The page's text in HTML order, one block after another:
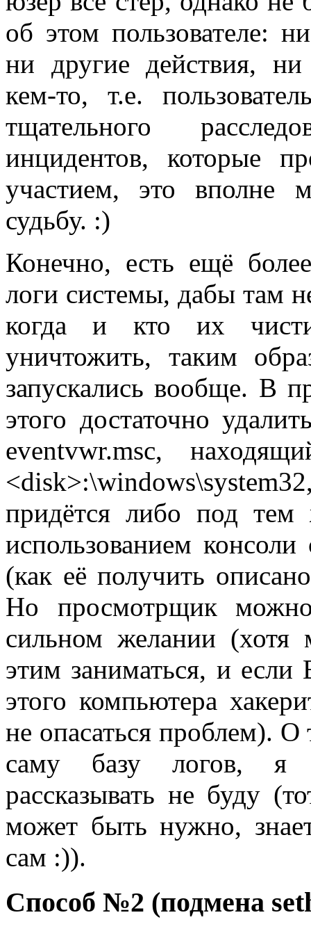
об этом пользователе:
ни другие действия,
кем-то, т.е.
тщательного
инцидентов, которые
участием, это вполне
судьбу. :)
Конечно, есть ещё
логи системы, дабы там
когда и кто их
уничтожить, таким
запускались вообще. В
этого достаточно
eventvwr.msc,
придётся либо под
использованием
(как её получить
Но просмотрщик
сильном желании (хотя
этим заниматься, и если
этого компьютера
не опасаться проблем).
саму базу логов, я
рассказывать не буду
может быть нужно,
сам :)).
Способ №2 (подмена